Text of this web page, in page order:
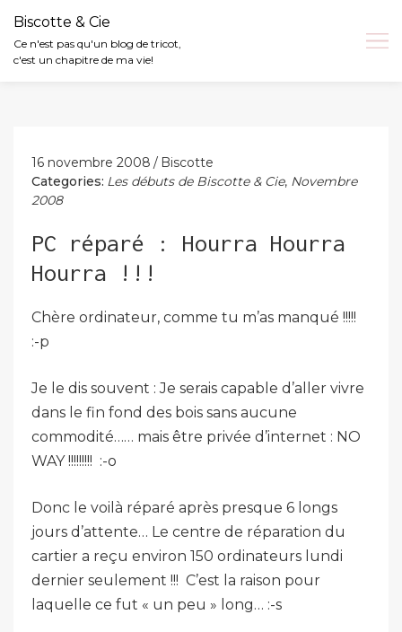
Biscotte & Cie
Ce n'est pas qu'un blog de tricot,
c'est un chapitre de ma vie!
16 novembre 2008
Biscotte
Categories: Les débuts de Biscotte & Cie, Novembre
2008
PC réparé : Hourra Hourra
Hourra !!!
Chère ordinateur, comme tu m’as manqué !!!!!
:-p
Je le dis souvent : Je serais capable d’aller vivre
dans le fin fond des bois sans aucune
commodité…… mais être privée d’internet : NO
WAY !!!!!!!!! :-o
Donc le voilà réparé après presque 6 longs
jours d’attente… Le centre de réparation du
cartier a reçu environ 150 ordinateurs lundi
dernier seulement !!! C’est la raison pour
laquelle ce fut « un peu » long… :-s